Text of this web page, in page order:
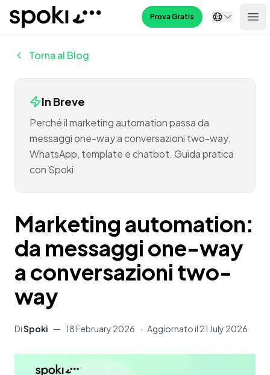
Spoki Prova Gratis
Torna al Blog
In Breve
Perché il marketing automation passa da
messaggi one-way a conversazioni two-way.
WhatsApp, template e chatbot. Guida pratica
con Spoki.
Marketing automation:
da messaggi one-way
a conversazioni two-
way
DiSpoki — 18 February 2026 · Aggiornato il 21 July 2026